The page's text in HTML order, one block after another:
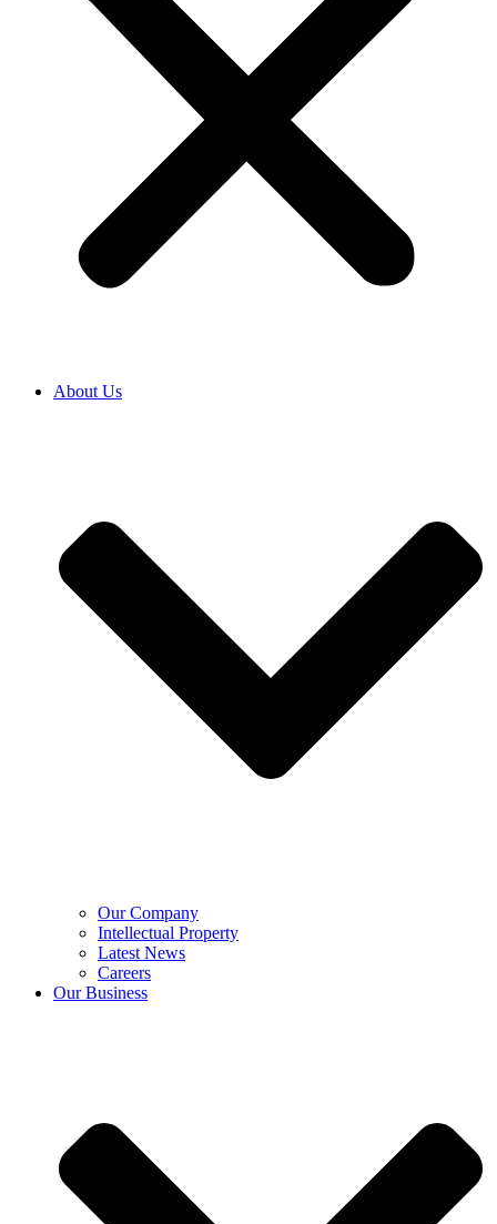
About Us
Our Company
Intellectual Property
Latest News
Careers
Our Business